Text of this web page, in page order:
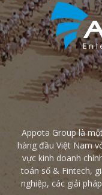
Appota Group là
hàng đầu Việt Nam
vực kinh doanh
toán số & Fintech,
nghiệp, các giải